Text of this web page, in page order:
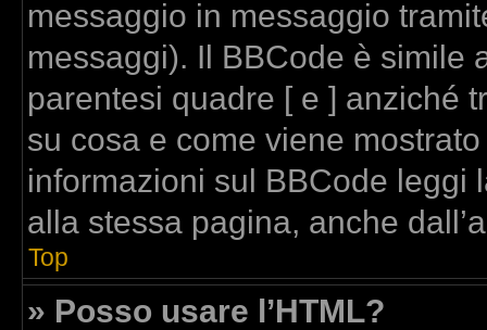
messaggio in messaggio
messaggi). Il BBCode è simile
parentesi quadre [ e ] anziché
su cosa e come viene
informazioni sul BBCode leggi
alla stessa pagina, anche
Top
» Posso usare l’HTML?